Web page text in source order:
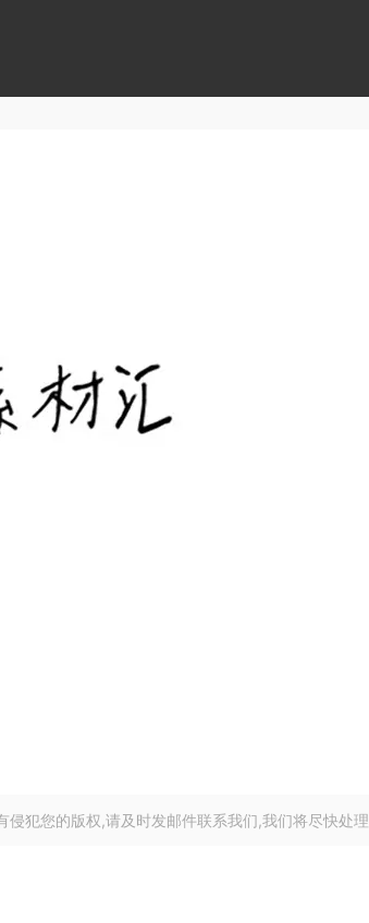
犯您的版权,请及时发邮件联系我们,我们将尽快处理